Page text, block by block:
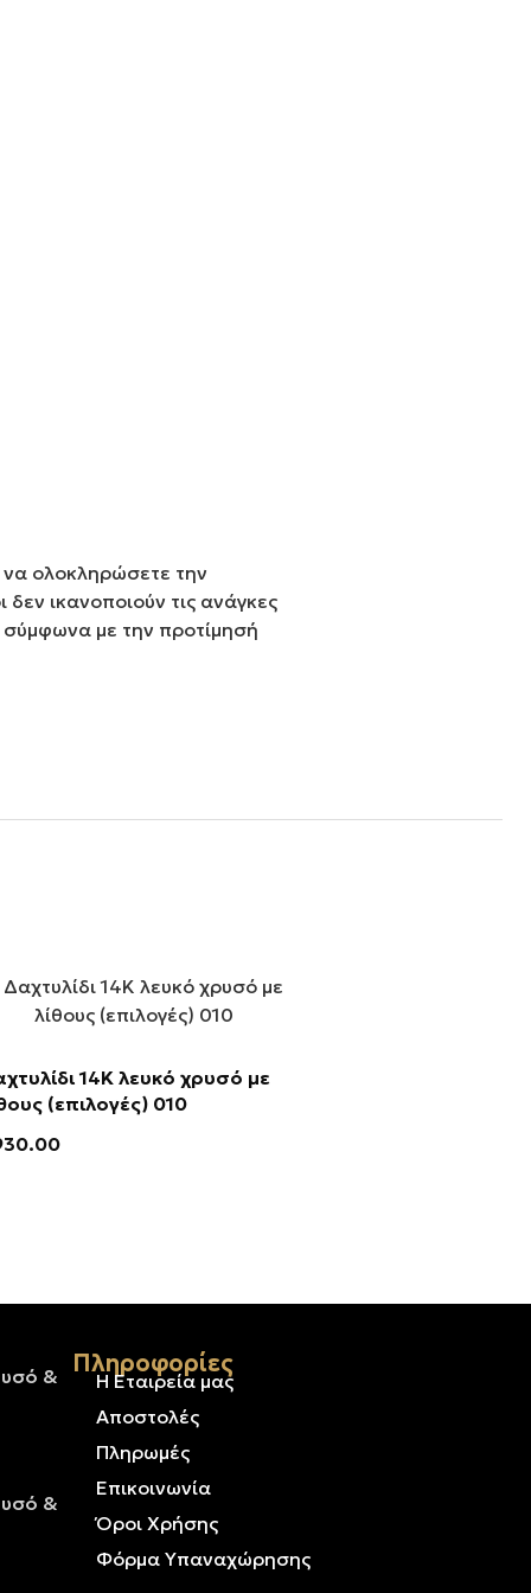
ολοκληρώσετε την
ικανοποιούν τις ανάγκες
με την προτίμησή
14Κ λευκό χρυσό με
λίθους (επιλογές) 010
&
&
Πληροφορίες
Η Εταιρεία μας
Αποστολές
Πληρωμές
Επικοινωνία
Όροι Χρήσης
Φόρμα Υπαναχώρησης